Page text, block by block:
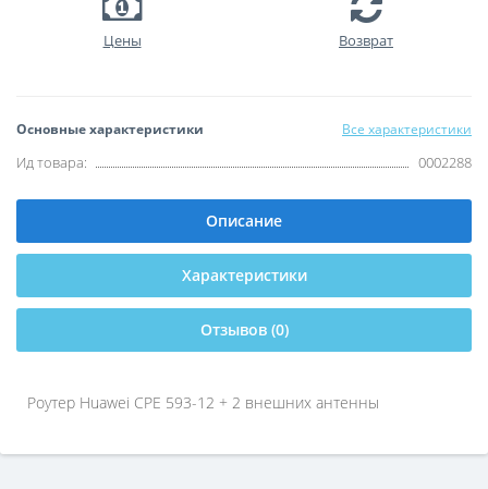
Цены Возврат
Основные характеристики Все характеристики
Ид товара: 0002288
Описание
Характеристики
Отзывов (0)
Роутер Huawei CPE 593-12 + 2 внешних антенны